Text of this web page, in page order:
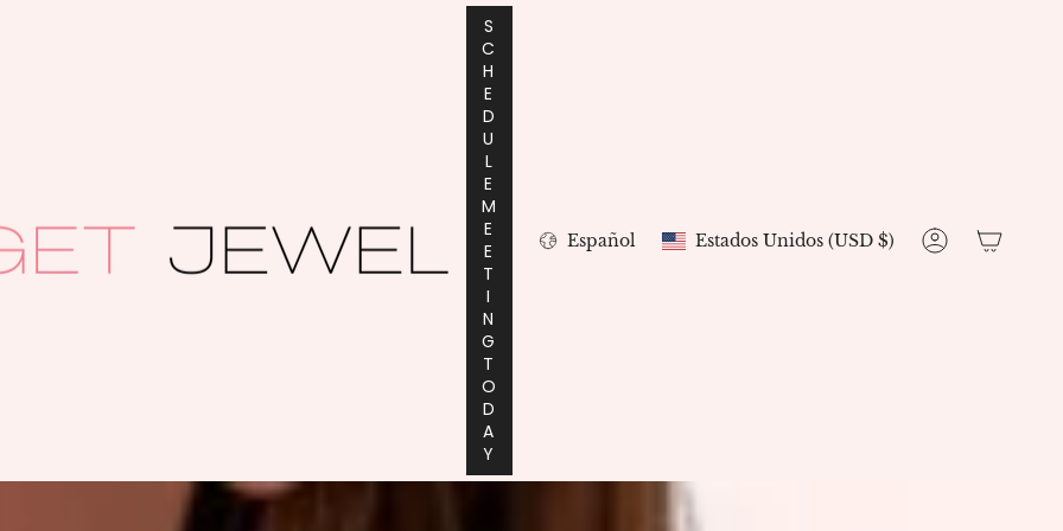
S
C
H
E
D
U
L
E
M
E
E
T
I
N
G
T
O
D
A
Y
Idioma
Español Moneda Estados Unidos (USD $) Cuenta